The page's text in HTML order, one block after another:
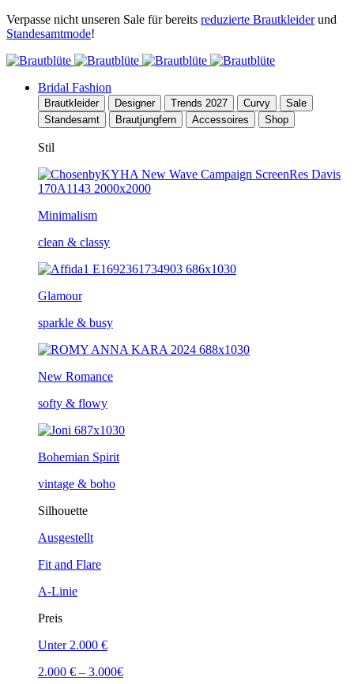
Verpasse nicht unseren Sale für bereits reduzierte Brautkleiderund
Standesamtmode!
Bridal Fashion
Brautkleider Designer Trends 2027 Curvy
Sale
Standesamt
Brautjungfern Accessoires Shop
Stil
Minimalism
clean & classy
Glamour
sparkle & busy
New Romance
softy & flowy
Bohemian Spirit
vintage & boho
Silhouette
Ausgestellt
Fit and Flare
A-Linie
Preis
Unter 2.000 €
2.000 € – 3.000€